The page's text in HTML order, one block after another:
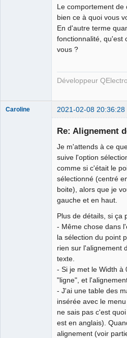
Le comportement de
bien ce à quoi vous
En d'autre terme
fonctionnalité, qu'est
vous ?
Développeur
Caroline 2021-02-08 20:36:28
Re: Alignement
Je m'attends à ce
suive l'option
comme si c'était le
sélectionné (centré
boite), alors que je
gauche et en haut.
Plus de détails, si ça
- Même chose dans
la sélection du point
rien sur l'alignement
texte.
- Si je met le Width à
"ligne", et
- J'ai une table des
insérée avec le
ne sais pas c'est
est en anglais).
alignement (voir